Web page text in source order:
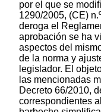
por el que se
1290/2005, (CE)
deroga el
aprobación se ha
aspectos del
de la norma y
legislador. El
las mencionadas
Decreto 66/2010,
correspondientes